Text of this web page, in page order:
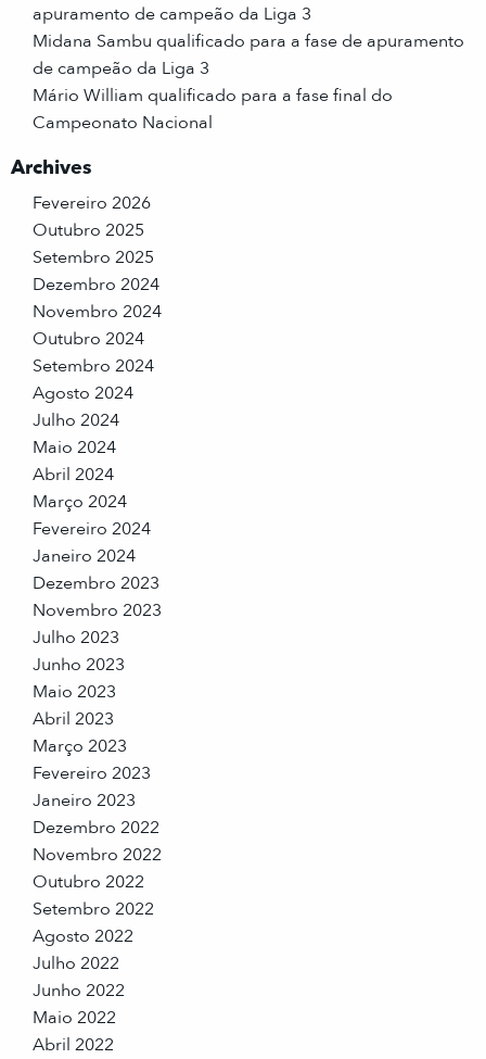
apuramento de campeão da Liga 3
Midana Sambu qualificado para a fase de apuramento
de campeão da Liga 3
Mário William qualificado para a fase final do
Campeonato Nacional
Archives
Fevereiro 2026
Outubro 2025
Setembro 2025
Dezembro 2024
Novembro 2024
Outubro 2024
Setembro 2024
Agosto 2024
Julho 2024
Maio 2024
Abril 2024
Março 2024
Fevereiro 2024
Janeiro 2024
Dezembro 2023
Novembro 2023
Julho 2023
Junho 2023
Maio 2023
Abril 2023
Março 2023
Fevereiro 2023
Janeiro 2023
Dezembro 2022
Novembro 2022
Outubro 2022
Setembro 2022
Agosto 2022
Julho 2022
Junho 2022
Maio 2022
Abril 2022